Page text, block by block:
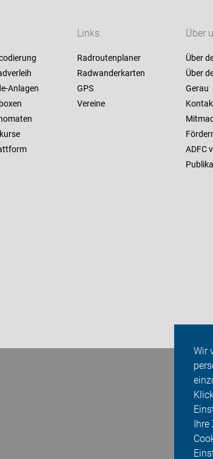
Wir
Ihre
Anlagen
Links
Radroutenplaner
Radwanderkarten
GPS
Vereine
Über
Über
Über
Gerau
ADFC